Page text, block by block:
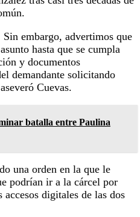
embargo, advertimos que
hasta que se cumpla
y documentos
demandante solicitando
Cuevas.
batalla entre Paulina
una orden en la que le
podrían ir a la cárcel por
accesos digitales de las dos